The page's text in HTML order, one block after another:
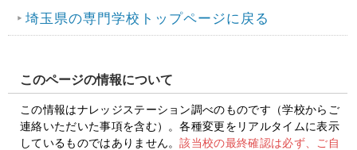
埼玉県の専門学校トップページに戻る
このページの情報について
この情報はナレッジステーション調べのものです（学校からご
連絡いただいた事項を含む）。各種変更をリアルタイムに表示
しているものではありません。該当校の最終確認は必ず、ご自